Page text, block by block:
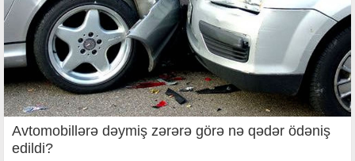
Avtomobillərə dəymiş zərərə görə nə qədər ödəniş
edildi?